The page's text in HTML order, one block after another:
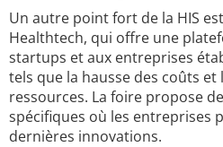
Un autre point fort de la HIS
Healthtech, qui offre une
startups et aux entreprises
tels que la hausse des coûts et
ressources. La foire propose
spécifiques où les entreprises
dernières innovations.